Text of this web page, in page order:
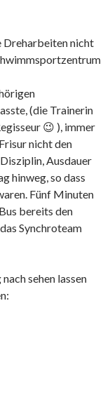
Dreharbeiten nicht
(die Trainerin
😉 ), immer
nicht den
Ausdauer
hinweg, so dass
Fünf Minuten
bereits den
Synchroteam
sehen lassen